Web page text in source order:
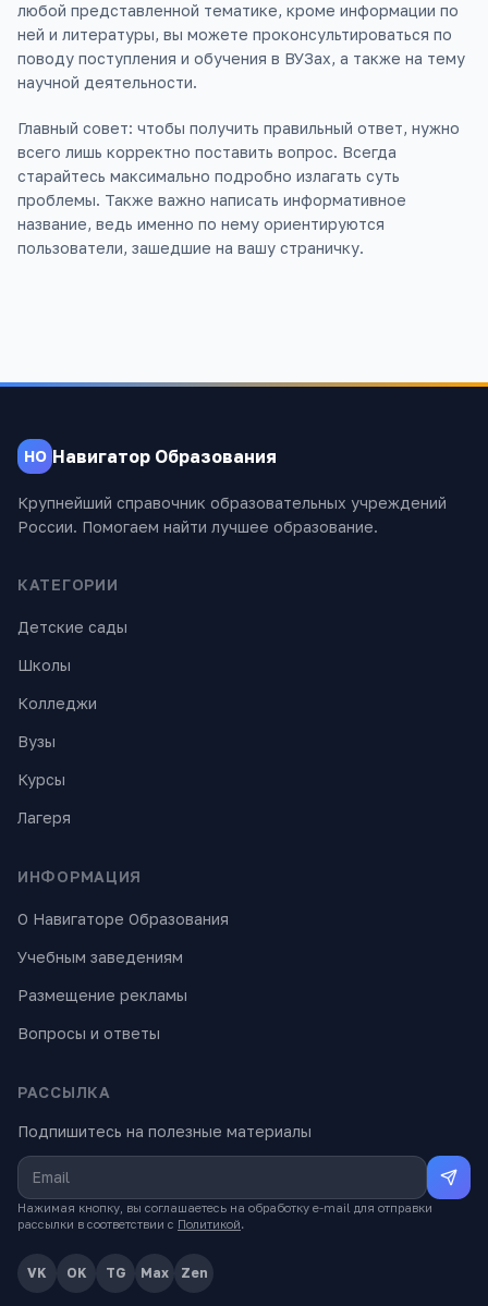
любой представленной тематике, кроме информации по
ней и литературы, вы можете проконсультироваться по
поводу поступления и обучения в ВУЗах, а также на тему
научной деятельности.
Главный совет: чтобы получить правильный ответ, нужно
всего лишь корректно поставить вопрос. Всегда
старайтесь максимально подробно излагать суть
проблемы. Также важно написать информативное
название, ведь именно по нему ориентируются
пользователи, зашедшие на вашу страничку.
НО Навигатор Образования
Крупнейший справочник образовательных учреждений
России. Помогаем найти лучшее образование.
КАТЕГОРИИ
Детские сады
Школы
Колледжи
Вузы
Курсы
Лагеря
ИНФОРМАЦИЯ
О Навигаторе Образования
Учебным заведениям
Размещение рекламы
Вопросы и ответы
РАССЫЛКА
Подпишитесь на полезные материалы
Нажимая кнопку, вы соглашаетесь на обработку e-mail для отправки
рассылки в соответствии с Политикой.
VK OK TG Max Zen